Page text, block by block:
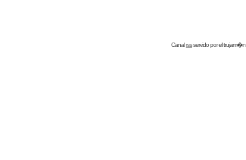
Canalrssservido por eltrujam�n